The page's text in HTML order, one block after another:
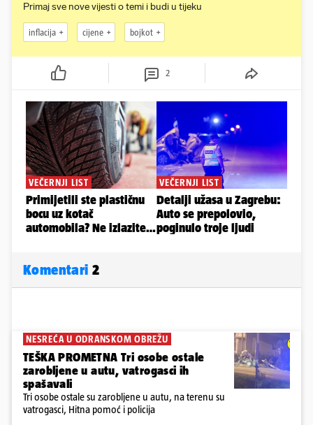
Primaj sve nove vijesti o temi i budi u tijeku
inflacija cijene bojkot
2
Komentari 2
NESREĆA U ODRANSKOM OBREŽU
TEŠKA PROMETNA Tri osobe ostale
zarobljene u autu, vatrogasci ih
spašavali
Tri osobe ostale su zarobljene u autu, na terenu su
vatrogasci, Hitna pomoć i policija